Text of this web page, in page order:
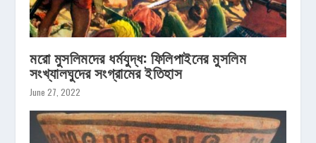
মরো মুসলিমদের ধর্মযুদ্ধ: ফিলিপাইনের মুসলিম
সংখ্যালঘুদের সংগ্রামের ইতিহাস
June 27, 2022